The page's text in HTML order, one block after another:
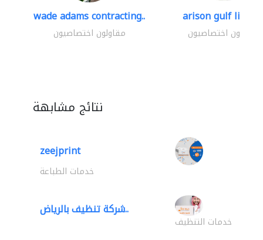
wade adams contracting..
مقاولون اختصاصيون
arison gulf
مقاولون اختصاصيون
نتائج مشابهة
zeejprint
خدمات الطباعة
شركة تنظيف بالرياض..
خدمات التنظيف